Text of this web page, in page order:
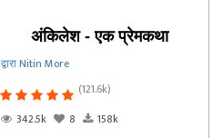
अंकिलेश - एक प्रेमकथा
द्वारा Nitin More
(121.6k)
342.5k
8 158k